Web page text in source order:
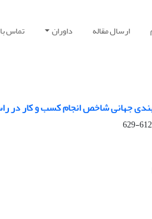
ارسال مقاله داوران تماس
جهانی شاخص انجام کسب و کار در
612-629